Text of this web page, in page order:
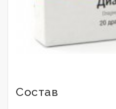
Состав